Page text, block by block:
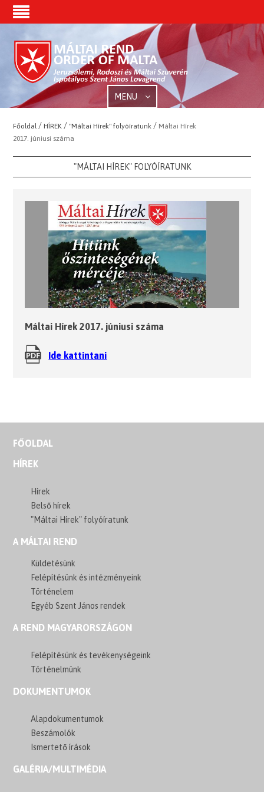
MENU
Főoldal /HÍREK /"Máltai Hírek" folyóíratunk / Máltai Hírek
2017. júniusi száma
"MÁLTAI HÍREK" FOLYÓÍRATUNK
Máltai Hírek 2017. júniusi száma
Ide kattintani
FŐOLDAL
HÍREK
Hírek
Belső hírek
"Máltai Hírek" folyóíratunk
A MÁLTAI REND
Küldetésünk
Felépítésünk és intézményeink
Történelem
Egyéb Szent János rendek
A REND MAGYARORSZÁGON
Felépítésünk és tevékenységeink
Történelmünk
DOKUMENTUMOK
Alapdokumentumok
Beszámolók
Ismertető írások
GALÉRIA/MULTIMÉDIA